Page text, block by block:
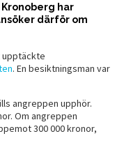
har
därför om
upptäckte
. En besiktningsman var
angreppen upphör.
Om angreppen
300 000 kronor,